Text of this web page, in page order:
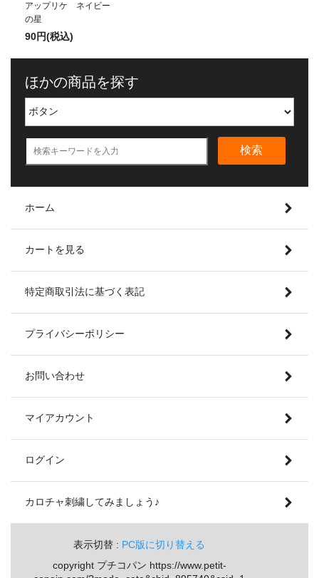
アップリケ ネイビー
の星
90円(税込)
ほかの商品を探す
検索
ホーム
カートを見る
特定商取引法に基づく表記
プライバシーポリシー
お問い合わせ
マイアカウント
ログイン
カロチャ刺繍してみましょう♪
表示切替 : PC版に切り替える
copyright プチコパン https://www.petit-